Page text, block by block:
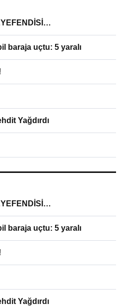
baraja uçtu: 5 yaralı
Yağdırdı
baraja uçtu: 5 yaralı
Yağdırdı